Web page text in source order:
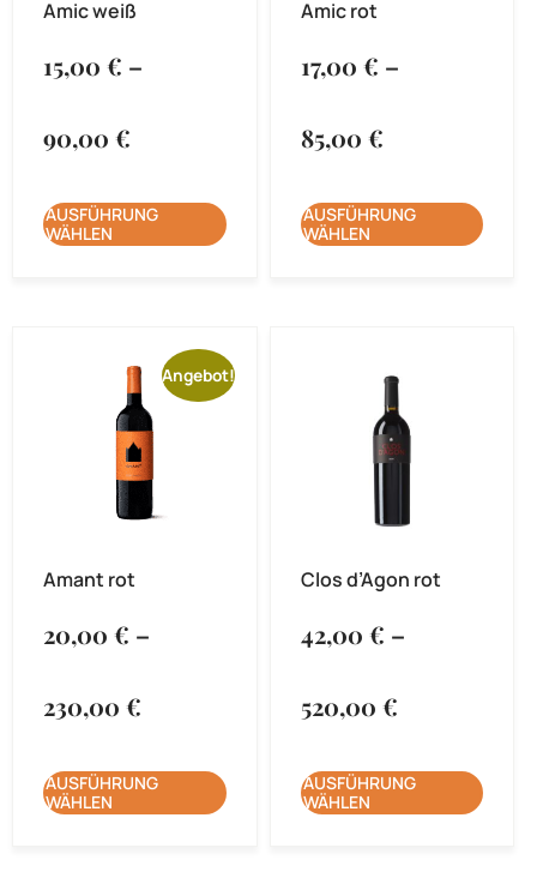
Amic weiß
15,00 € –
90,00 €
AUSFÜHRUNG
WÄHLEN
Amic rot
17,00 € –
85,00 €
AUSFÜHRUNG
WÄHLEN
Angebot!
Amant rot
20,00 € –
230,00 €
AUSFÜHRUNG
WÄHLEN
Clos d’Agon rot
42,00 € –
520,00 €
AUSFÜHRUNG
WÄHLEN